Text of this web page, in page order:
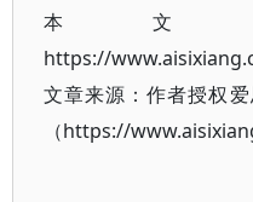
本文
https://
文章来源：作者授权
（https://